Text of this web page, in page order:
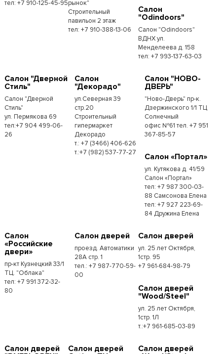
тел: +7 910-125-45-95рынок"
Строительный
павильон 2 этаж
тел: +7 910-388-13-06
Салон
"Odindoors"
Салон "Odindoors"
ВДНХ ул.
Менделеева д. 158
тел: +7 993-137-63-03
Салон "Дверной
Стиль"
Салон "Дверной
Стиль"
ул. Пермякова 69
тел:+7 904 499-06-
26
Салон
"Декорадо"
ул.Северная 39
стр.20
Строительный
гипермаркет
Декорадо
т.: +7 (3466) 406-626
т.:+7 (982) 537-77-27
Салон "НОВО-
ДВЕРЬ"
"Ново-Дверь" пр-к.
Дзержинского 1/1 ТЦ
Солнечный
офис №61 тел. +7 951
367-85-57
Салон «Портал»
ул. Кутякова д. 41/59
Салон «Портал»
тел: +7 987 300-03-
88 Самсонова Елена
тел: +7 927 223-69-
84 Дружина Елена
Салон
«Российские
двери»
пр-кт Кузнецкий 33/1
ТЦ. "Облака"
тел: +7 991 372-32-
80
Салон дверей
проезд. Автоматики
28А стр. 1
тел.: +7 987-770-59-
00
Салон дверей
ул. 25 лет Октября,
1стр. 95
+7 961-684-98-79
Салон дверей
"Wood/Steel"
ул. 25 лет Октября,
1стр. 1Л
т.:+7 961-685-03-89
Салон дверей
Салон дверей
Салон дверей